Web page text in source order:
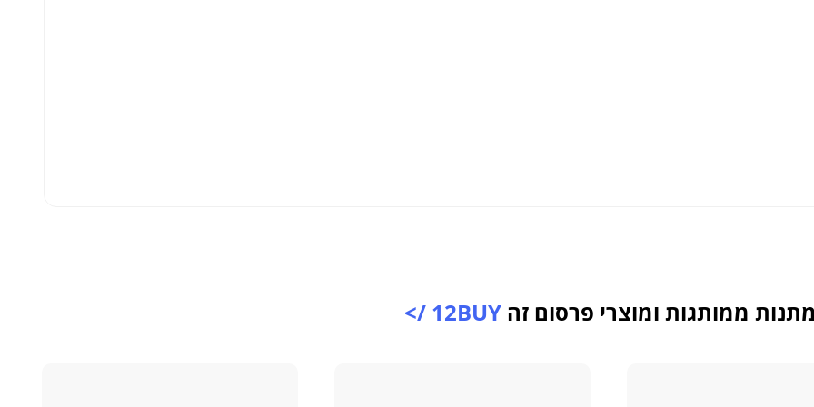
ממותגות ומוצרי פרסום זה 12BUY />